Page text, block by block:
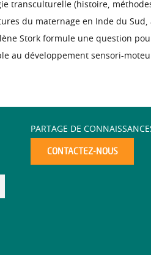
transculturelle (histoire,
du maternage en Inde du
Stork formule une question
au développement sensori-
PARTAGE DE
CONTACTEZ-NOUS